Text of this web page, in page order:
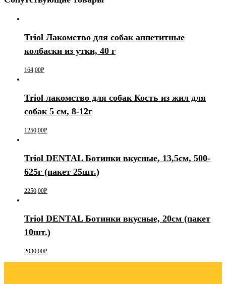
Triol Лакомство для собак аппетитные
колбаски из утки, 40 г
164,00Р
Triol лакомство для собак Кость из жил для
собак 5 см, 8-12г
1250,00Р
Triol DENTAL Ботинки вкусные, 13,5см, 500-
625г (пакет 25шт.)
2250,00Р
Triol DENTAL Ботинки вкусные, 20см (пакет
10шт.)
2030,00Р